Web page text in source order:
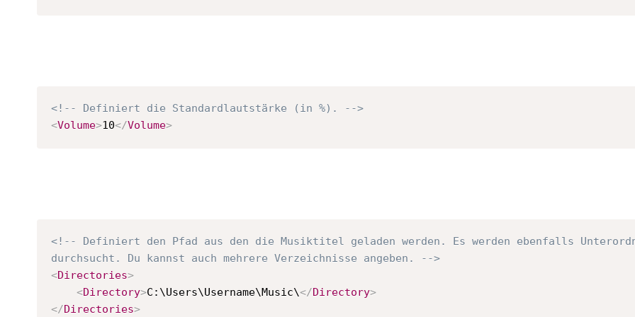
<!-- Definiert die Standardlautstärke (in %). -->
<Volume>10</Volume>
<!-- Definiert den Pfad aus den die Musiktitel geladen werden. Es werden ebenfalls
durchsucht. Du kannst auch mehrere Verzeichnisse angeben. -->
<Directories>
<Directory>C:\Users\Username\Music\</Directory>
</Directories>